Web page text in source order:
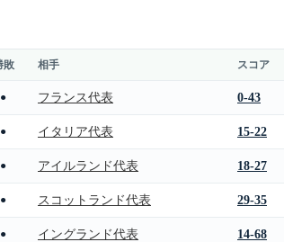
敗 相手 スコア
● フランス代表 0-43
● イタリア代表 15-22
● アイルランド代表 18-27
● スコットランド代表 29-35
● イングランド代表 14-68